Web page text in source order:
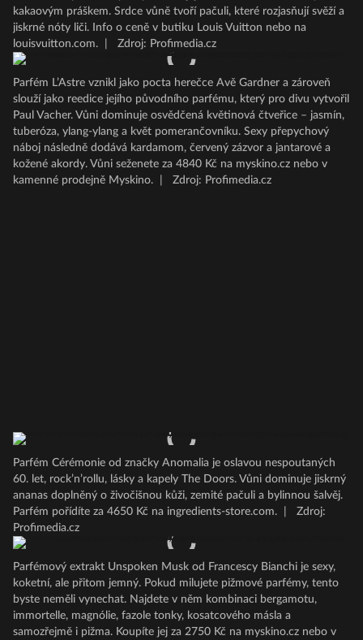
kakaovým práškem. Srdce vůně tvoří pačuli, které rozjasňují svěží a
jiskrné nóty liči. Info o ceně v butiku Louis Vuitton nebo na
louisvuitton.com.
Zdroj: Profimedia.cz
Parfém L’Astre vznikl jako pocta herečce Avě Gardner a zároveň
slouží jako reedice jejího původního parfému, který pro divu vytvořil
Paul Vacher. Vůni dominuje osvědčená květinová čtveřice – jasmín,
tuberóza, ylang-ylang a květ pomerančovníku. Sexy přepychový
náboj následně dodává kardamom, červený zázvor a jantarové a
kožené akordy. Vůni seženete za 4840 Kč na myskino.cz nebo v
kamenné prodejně Myskino.
Zdroj: Profimedia.cz
Parfém Cérémonie od značky Anomalia je oslavou nespoutaných
60. let, rock’n’rollu, lásky a kapely The Doors. Vůni dominuje jiskrný
ananas doplněný o živočišnou kůži, zemité pačuli a bylinnou šalvěj.
Parfém pořídíte za 4650 Kč na ingredients-store.com.
Zdroj:
Profimedia.cz
Parfémový extrakt Unspoken Musk od Francescy Bianchi je sexy,
koketní, ale přitom jemný. Pokud milujete pižmové parfémy, tento
byste neměli vynechat. Najdete v něm kombinaci bergamotu,
immortelle, magnólie, fazole tonky, kosatcového másla a
samozřejmě i pižma. Koupíte jej za 2750 Kč na myskino.cz nebo v